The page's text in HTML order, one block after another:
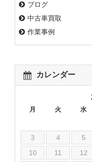
ブログ
中古車買取
作業事例
カレンダー
月 火 水
3
4 5
10
11 12